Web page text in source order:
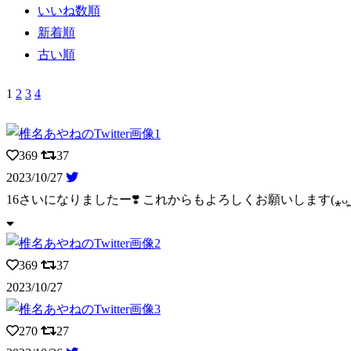
いいね数順
新着順
古い順
1 2 3 4
369
37
2023/10/27
16さいになりましたー❣️ これからもよろしくお願いします
369
37
2023/10/27
270
27